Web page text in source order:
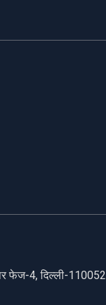
फेज-4, दिल्ली-110052